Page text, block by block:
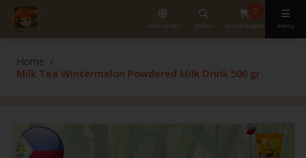
nederlands zoeken
0
winkelwagen menu
Home
Milk Tea Wintermelon Powdered Milk Drink 500 gr